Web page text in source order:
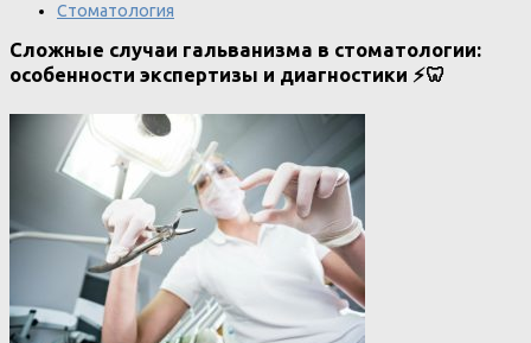
Стоматология
Сложные случаи гальванизма в стоматологии:
особенности экспертизы и диагностики ⚡🦷